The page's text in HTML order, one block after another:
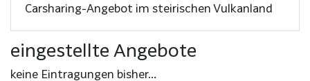
Carsharing-Angebot im steirischen Vulkanland
eingestellte Angebote
keine Eintragungen bisher...